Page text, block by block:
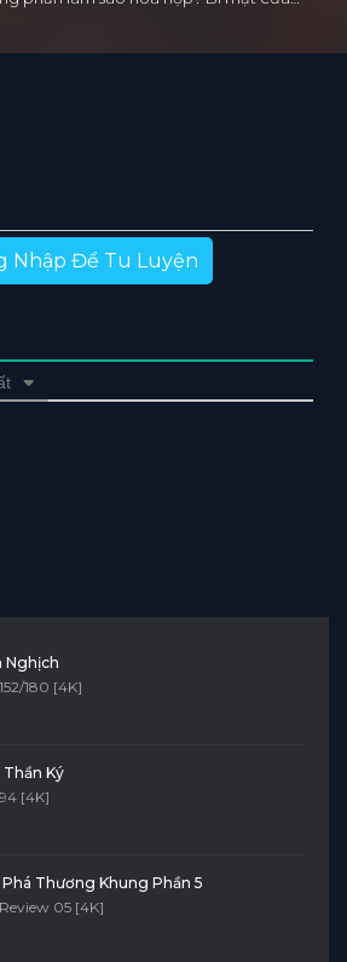
Nhập Để Tu Luyện
Nghịch
180 [4K]
Thần Ký
[4K]
Thương Khung Phần 5
05 [4K]